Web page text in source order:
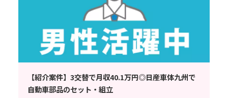
【紹介案件】3交替で月収40.1万円◎日産車体九州で
自動車部品のセット・組立